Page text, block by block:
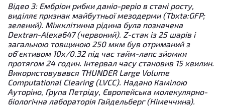
Відео 3: Ембріон рибки даніо-реріо в стані росту,
виділяє признак майбутньої мезодерми (Tbxta:GFP;
зелений). Міжклітинна рідина була позначена
Dextran-Alexa647 (червоний). Z-стак із 25 шарів і
загальною товщиною 250 мкм був отриманий з
об’єктивом 10x/0.32 під час тайм-лапс зйомки
протягом 24 годин. Інтервал часу становив 15 хвилин.
Використовувався THUNDER Large Volume
Computational Clearing (LVCC). Надано Камілою
Ауторіно, Група Петріду, Європейська молекулярно-
біологічна лабораторія Гайдельберг (Німеччина).